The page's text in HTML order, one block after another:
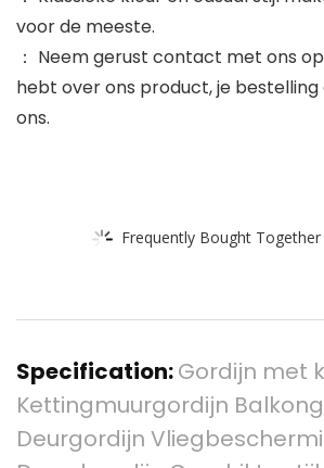
voor de meeste.
： Neem gerust contact met ons
hebt over ons product, je
ons.
Frequently Bought Together
Specification:Gordijn met
Kettingmuurgordijn
Deurgordijn